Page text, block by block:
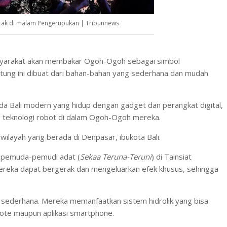
di malam Pengerupukan | Tribunnews
akan membakar Ogoh-Ogoh sebagai simbol
ini dibuat dari bahan-bahan yang sederhana dan mudah
Bali modern yang hidup dengan gadget dan perangkat digital,
robot di dalam Ogoh-Ogoh mereka.
yang berada di Denpasar, ibukota Bali.
pemudi adat (Sekaa Teruna-Teruni) di Tainsiat
dapat bergerak dan mengeluarkan efek khusus, sehingga
Mereka memanfaatkan sistem hidrolik yang bisa
maupun aplikasi smartphone.